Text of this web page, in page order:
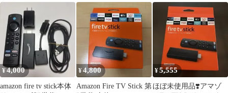
ックリモコンなし
¥4,000
amazon fire tv stick本体
¥4,800
Amazon Fire TV Stick 第
¥5,555
ほぼ未使用品❣️アマゾ